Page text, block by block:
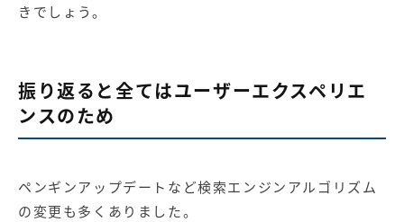
きでしょう。
振り返ると全てはユーザーエクスペリエ
ンスのため
ペンギンアップデートなど検索エンジンアルゴリズム
の変更も多くありました。